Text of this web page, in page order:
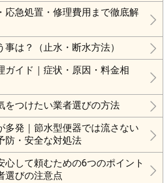
応急処置・修理費用まで徹底解
は？（止水・断水方法）
ガイド｜症状・原因・料金相
をつけたい業者選びの方法
多発｜節水型便器では流さない
防・安全な対処法
心して頼むための6つのポイント
選びの注意点